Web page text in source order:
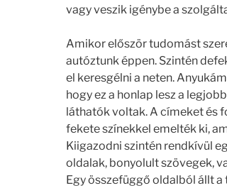
vagy veszik igénybe a
Amikor először tudomást
autóztunk éppen. Szintén
el keresgélni a neten.
hogy ez a honlap lesz a
láthatók voltak. A címeket és
fekete színekkel emelték ki,
Kiigazodni szintén rendkívül
oldalak, bonyolult szövegek,
Egy összefüggő oldalból állt